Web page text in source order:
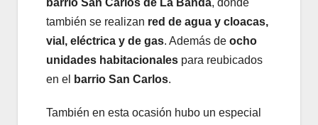
barrio San Carlos de La Banda, donde
también se realizan red de agua y cloacas,
vial, eléctrica y de gas. Además de ocho
unidades habitacionales para reubicados
en el
barrio San Carlos.
También en esta ocasión hubo un especial